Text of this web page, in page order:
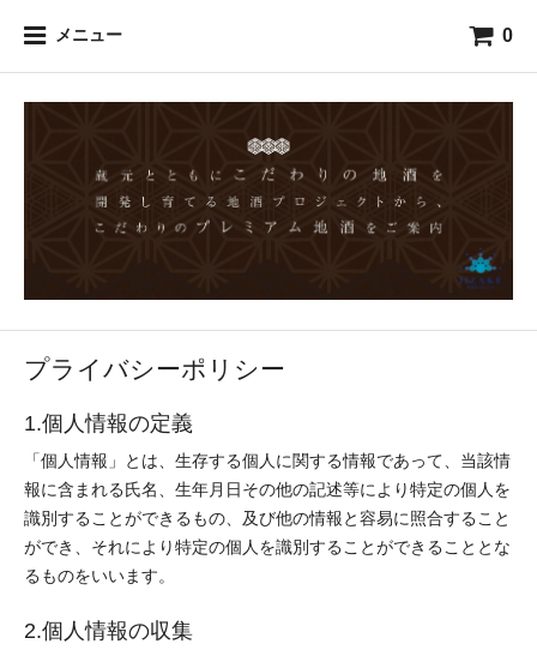
メニュー 0
プライバシーポリシー
1.個人情報の定義
「個人情報」とは、生存する個人に関する情報であって、当該情
報に含まれる氏名、生年月日その他の記述等により特定の個人を
識別することができるもの、及び他の情報と容易に照合すること
ができ、それにより特定の個人を識別することができることとな
るものをいいます。
2.個人情報の収集